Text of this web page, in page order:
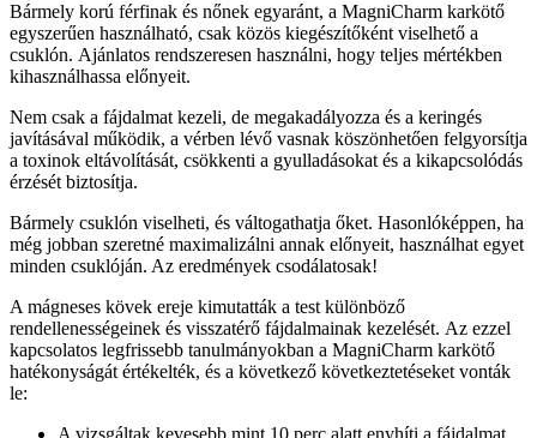
Bármely korú férfinak és nőnek egyaránt, a MagniCharm karkötő
egyszerűen használható, csak közös kiegészítőként viselhető a
csuklón. Ajánlatos rendszeresen használni, hogy teljes mértékben
kihasználhassa előnyeit.
Nem csak a fájdalmat kezeli, de megakadályozza és a keringés
javításával működik, a vérben lévő vasnak köszönhetően felgyorsítja
a toxinok eltávolítását, csökkenti a gyulladásokat és a kikapcsolódás
érzését biztosítja.
Bármely csuklón viselheti, és váltogathatja őket. Hasonlóképpen, ha
még jobban szeretné maximalizálni annak előnyeit, használhat egyet
minden csuklóján. Az eredmények csodálatosak!
A mágneses kövek ereje kimutatták a test különböző
rendellenességeinek és visszatérő fájdalmainak kezelését. Az ezzel
kapcsolatos legfrissebb tanulmányokban a MagniCharm karkötő
hatékonyságát értékelték, és a következő következtetéseket vonták
le:
A vizsgáltak kevesebb mint 10 perc alatt enyhíti a fájdalmat